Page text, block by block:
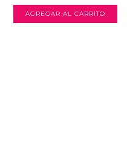
AGREGAR AL CARRITO